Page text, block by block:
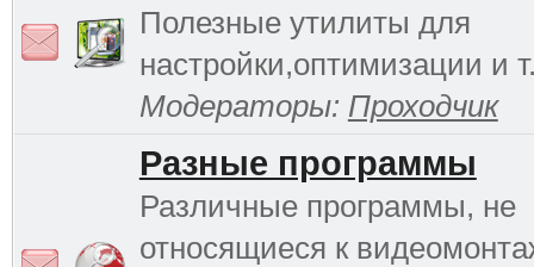
Полезные утилиты для
настройки,оптимизации и
Модераторы: Проходчик
Разные программы
Различные программы, не
относящиеся к